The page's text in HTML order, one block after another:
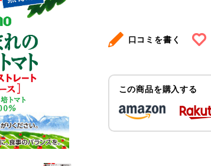
口コミを書く
この商品を購入する